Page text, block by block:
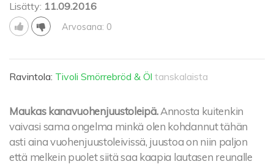
Lisätty: 11.09.2016
Arvosana: 0
Ravintola: Tivoli Smörrebröd & Öl tanskalaista
Maukas kanavuohenjuustoleipä.Annosta kuitenkin
vaivasi sama ongelma minkä olen kohdannut tähän
asti aina vuohenjuustoleivissä, juustoa on niin paljon
että melkein puolet siitä saa kaapia lautasen reunalle